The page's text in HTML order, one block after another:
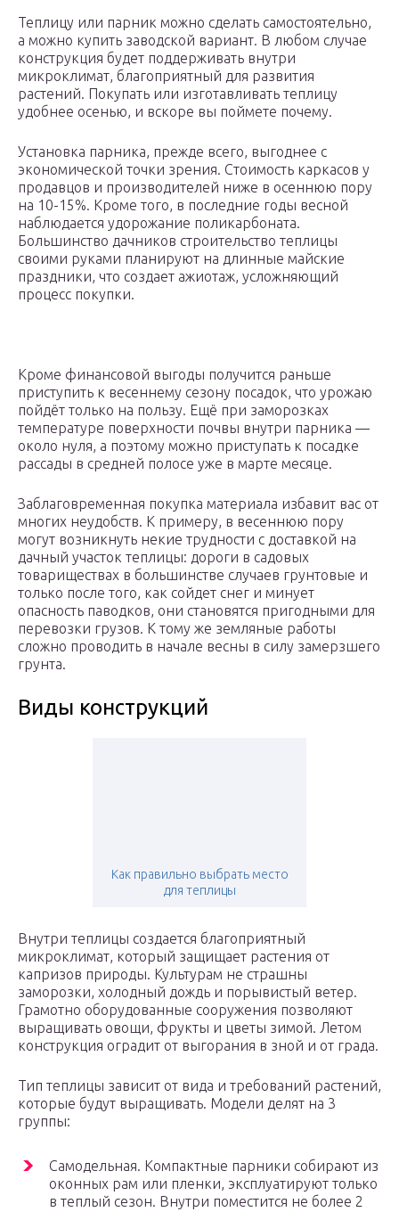
Теплицу или парник можно сделать самостоятельно,
а можно купить заводской вариант. В любом случае
конструкция будет поддерживать внутри
микроклимат, благоприятный для развития
растений. Покупать или изготавливать теплицу
удобнее осенью, и вскоре вы поймете почему.
Установка парника, прежде всего, выгоднее с
экономической точки зрения. Стоимость каркасов у
продавцов и производителей ниже в осеннюю пору
на 10-15%. Кроме того, в последние годы весной
наблюдается удорожание поликарбоната.
Большинство дачников строительство теплицы
своими руками планируют на длинные майские
праздники, что создает ажиотаж, усложняющий
процесс покупки.
Кроме финансовой выгоды получится раньше
приступить к весеннему сезону посадок, что урожаю
пойдёт только на пользу. Ещё при заморозках
температуре поверхности почвы внутри парника —
около нуля, а поэтому можно приступать к посадке
рассады в средней полосе уже в марте месяце.
Заблаговременная покупка материала избавит вас от
многих неудобств. К примеру, в весеннюю пору
могут возникнуть некие трудности с доставкой на
дачный участок теплицы: дороги в садовых
товариществах в большинстве случаев грунтовые и
только после того, как сойдет снег и минует
опасность паводков, они становятся пригодными для
перевозки грузов. К тому же земляные работы
сложно проводить в начале весны в силу замерзшего
грунта.
Виды конструкций
Как правильно выбрать место
для теплицы
Внутри теплицы создается благоприятный
микроклимат, который защищает растения от
капризов природы. Культурам не страшны
заморозки, холодный дождь и порывистый ветер.
Грамотно оборудованные сооружения позволяют
выращивать овощи, фрукты и цветы зимой. Летом
конструкция оградит от выгорания в зной и от града.
Тип теплицы зависит от вида и требований растений,
которые будут выращивать. Модели делят на 3
группы:
Самодельная. Компактные парники собирают из
оконных рам или пленки, эксплуатируют только
в теплый сезон. Внутри поместится не более 2